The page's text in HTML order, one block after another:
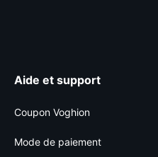
Aide et support
Coupon Voghion
Mode de paiement